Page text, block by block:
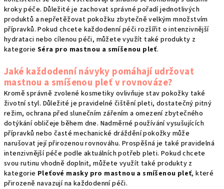
kroky péče. Důležité je zachovat správné pořadí jednotlivých
produktů a nepřetěžovat pokožku zbytečně velkým množstvím
přípravků. Pokud chcete každodenní péči rozšířit o intenzivnější
hydrataci nebo cílenou péči, můžete využít také produkty z
kategorieSéra pro mastnou a smíšenou pleť.
Jaké každodenní návyky pomáhají udržovat
mastnou a smíšenou pleť v rovnováze?
Kromě správně zvolené kosmetiky ovlivňuje stav pokožky také
životní styl. Důležité je pravidelné čištění pleti, dostatečný pitný
režim, ochrana před slunečním zářením a omezení zbytečného
dotýkání obličeje během dne. Nadměrné používání vysušujících
přípravků nebo časté mechanické dráždění pokožky může
narušovat její přirozenou rovnováhu. Prospěšná je také pravidelná
intenzivnější péče podle aktuálních potřeb pleti. Pokud chcete
svou rutinu vhodně doplnit, můžete využít také produkty z
kategorie Pleťové masky pro mastnou a smíšenou pleť, které
přirozeně navazují na každodenní péči.